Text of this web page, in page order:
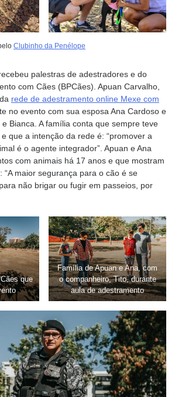
Clubinho da Penélope
palestras de adestradores e do
com Cães (BPCães). Apuan Carvalho,
rede de adestramento online Mexe com
no evento com sua esposa Ana Cardoso e
Bianca. A família conta que sempre teve
que a intenção da rede é: “promover a
é o agente integrador”. Apuan e Ana
com animais há 17 anos e que mostram
“A maior segurança para o cão é se
não brigar ou fugir em passeios, por
que
Família de Apuan e Ana, com
o companheiro, Tito, durante
aula de adestramento